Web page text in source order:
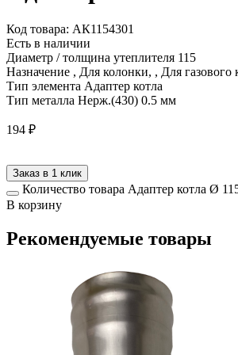
Код товара: АК1154301
Есть в наличии
Диаметр / толщина утеплителя 115
Назначение , Для колонки, , Для газового
Тип элемента Адаптер котла
Тип металла Нерж.(430) 0.5 мм
194 ₽
Заказ в 1 клик
Количество товара Адаптер котла Ø
В корзину
Рекомендуемые товары